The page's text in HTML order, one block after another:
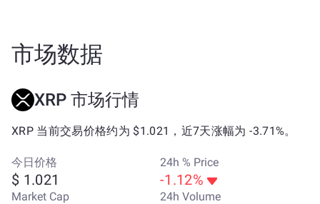
市场数据
XRP 市场行情
XRP 当前交易价格约为 $1.021，近7天涨幅为 -3.71%。
今日价格
$ 1.021
24h % Price
-1.12%
Market Cap 24h Volume